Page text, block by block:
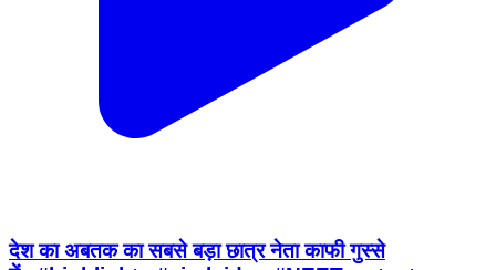
देश का अबतक का सबसे बड़ा छात्र नेता काफी गुस्से